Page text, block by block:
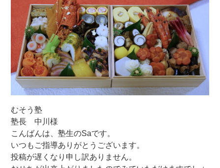
むそう塾
塾長 中川様
こんばんは、塾生のSaです。
いつもご指導ありがとうございます。
投稿が遅くなり申し訳ありません。